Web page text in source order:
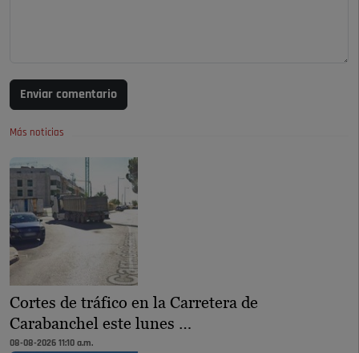
Enviar comentario
Más noticias
Cortes de tráfico en la Carretera de
Carabanchel este lunes …
08-08-2026 11:10 a.m.